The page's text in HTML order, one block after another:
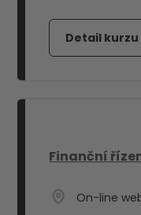
Finanční
On-line